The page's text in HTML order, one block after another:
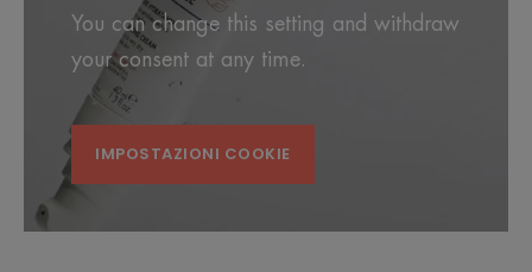
You can change this setting and withdraw
your consent at any time.
IMPOSTAZIONI COOKIE